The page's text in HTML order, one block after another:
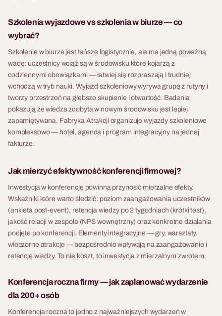
Szkolenia wyjazdowe vs szkolenia w biurze — co
wybrać?
Szkolenie w biurze jest tańsze logistycznie, ale ma jedną poważną
wadę: uczestnicy wciąż są w środowisku które kojarzą z
codziennymi obowiązkami — łatwiej się rozpraszają i trudniej
wchodzą w tryb nauki. Wyjazd szkoleniowy wyrywa grupę z rutyny i
tworzy przestrzeń na głębsze skupienie i otwartość. Badania
pokazują że wiedza zdobyta w nowym środowisku jest lepiej
zapamiętywana. Fabryka Atrakcji organizuje wyjazdy szkoleniowe
kompleksowo — hotel, agenda i program integracyjny na jednej
fakturze.
Jak mierzyć efektywność konferencji firmowej?
Inwestycja w konferencję powinna przynosić mierzalne efekty.
Wskaźniki które warto śledzić: poziom zaangażowania uczestników
(ankieta post-event), retencja wiedzy po 2 tygodniach (krótki test),
jakość relacji w zespole (NPS wewnętrzny) oraz konkretne działania
podjęte po konferencji. Elementy integracyjne — gry, warsztaty,
wieczorne atrakcje — bezpośrednio wpływają na zaangażowanie i
retencję wiedzy. To nie koszt, to inwestycja z mierzalnym zwrotem.
Konferencja roczna firmy — jak zaplanować wydarzenie
dla 200+ osób
Konferencja roczna to jedno z najważniejszych wydarzeń w